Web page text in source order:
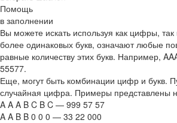
Помощь
в заполнении
Вы можете искать используя как цифры,
более одинаковых букв, означают любые
равные количеству этих букв. Например,
55577.
Еще, могут быть комбинации цифр и букв.
случайная цифра. Примеры представлены
A A A B C B C — 999 57 57
A A B B 0 0 0 — 33 22 000